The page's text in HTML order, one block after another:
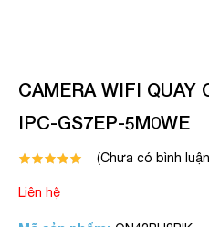
CAMERA WIFI QUAY
IPC-GS7EP-5M0WE
(Chưa có bình
Liên hệ